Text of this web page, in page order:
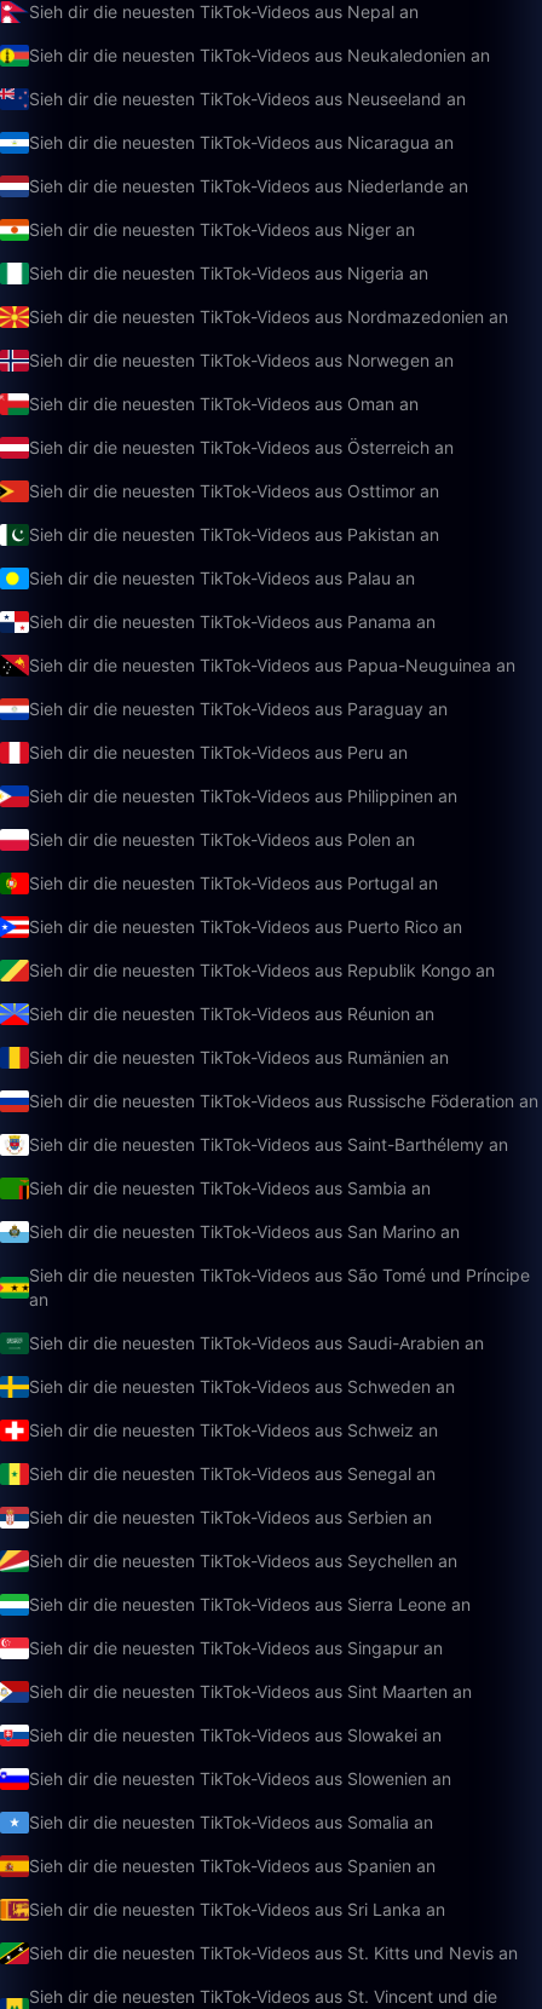
Sieh dir die neuesten TikTok-Videos aus Nepal an
Sieh dir die neuesten TikTok-Videos aus Neukaledonien an
Sieh dir die neuesten TikTok-Videos aus Neuseeland an
Sieh dir die neuesten TikTok-Videos aus Nicaragua an
Sieh dir die neuesten TikTok-Videos aus Niederlande an
Sieh dir die neuesten TikTok-Videos aus Niger an
Sieh dir die neuesten TikTok-Videos aus Nigeria an
Sieh dir die neuesten TikTok-Videos aus Nordmazedonien an
Sieh dir die neuesten TikTok-Videos aus Norwegen an
Sieh dir die neuesten TikTok-Videos aus Oman an
Sieh dir die neuesten TikTok-Videos aus Österreich an
Sieh dir die neuesten TikTok-Videos aus Osttimor an
Sieh dir die neuesten TikTok-Videos aus Pakistan an
Sieh dir die neuesten TikTok-Videos aus Palau an
Sieh dir die neuesten TikTok-Videos aus Panama an
Sieh dir die neuesten TikTok-Videos aus Papua-Neuguinea an
Sieh dir die neuesten TikTok-Videos aus Paraguay an
Sieh dir die neuesten TikTok-Videos aus Peru an
Sieh dir die neuesten TikTok-Videos aus Philippinen an
Sieh dir die neuesten TikTok-Videos aus Polen an
Sieh dir die neuesten TikTok-Videos aus Portugal an
Sieh dir die neuesten TikTok-Videos aus Puerto Rico an
Sieh dir die neuesten TikTok-Videos aus Republik Kongo an
Sieh dir die neuesten TikTok-Videos aus Réunion an
Sieh dir die neuesten TikTok-Videos aus Rumänien an
Sieh dir die neuesten TikTok-Videos aus Russische Föderation an
Sieh dir die neuesten TikTok-Videos aus Saint-Barthélemy an
Sieh dir die neuesten TikTok-Videos aus Sambia an
Sieh dir die neuesten TikTok-Videos aus San Marino an
Sieh dir die neuesten TikTok-Videos aus São Tomé und Príncipe
an
Sieh dir die neuesten TikTok-Videos aus Saudi-Arabien an
Sieh dir die neuesten TikTok-Videos aus Schweden an
Sieh dir die neuesten TikTok-Videos aus Schweiz an
Sieh dir die neuesten TikTok-Videos aus Senegal an
Sieh dir die neuesten TikTok-Videos aus Serbien an
Sieh dir die neuesten TikTok-Videos aus Seychellen an
Sieh dir die neuesten TikTok-Videos aus Sierra Leone an
Sieh dir die neuesten TikTok-Videos aus Singapur an
Sieh dir die neuesten TikTok-Videos aus Sint Maarten an
Sieh dir die neuesten TikTok-Videos aus Slowakei an
Sieh dir die neuesten TikTok-Videos aus Slowenien an
Sieh dir die neuesten TikTok-Videos aus Somalia an
Sieh dir die neuesten TikTok-Videos aus Spanien an
Sieh dir die neuesten TikTok-Videos aus Sri Lanka an
Sieh dir die neuesten TikTok-Videos aus St. Kitts und Nevis an
Sieh dir die neuesten TikTok-Videos aus St. Vincent und die